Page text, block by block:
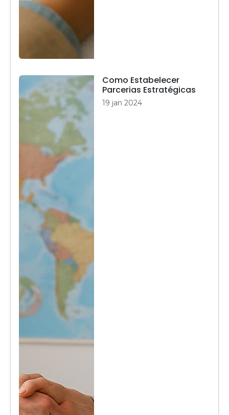
Como Estabelecer
Parcerias Estratégicas
19 jan 2024